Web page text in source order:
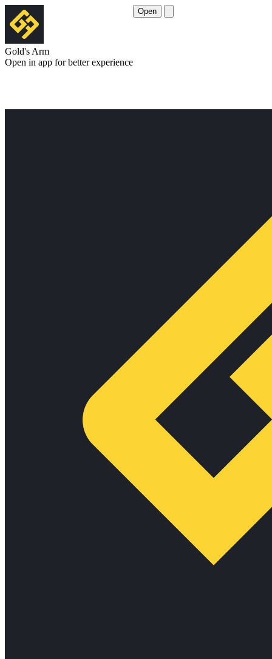
Gold's Arm
Open in app for better experience
Open